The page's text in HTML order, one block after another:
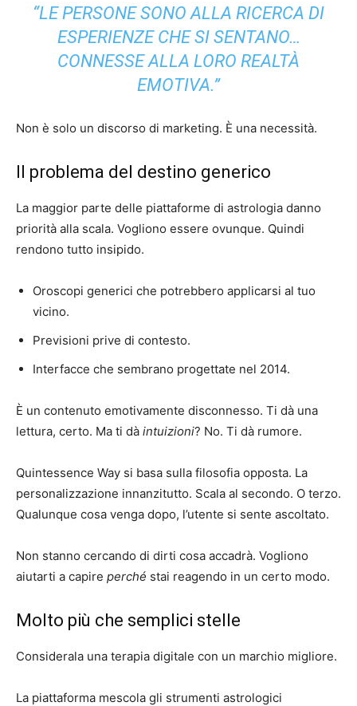
“LE PERSONE SONO ALLA RICERCA DI
ESPERIENZE CHE SI SENTANO…
CONNESSE ALLA LORO REALTÀ
EMOTIVA.”
Non è solo un discorso di marketing. È una necessità.
Il problema del destino generico
La maggior parte delle piattaforme di astrologia danno
priorità alla scala. Vogliono essere ovunque. Quindi
rendono tutto insipido.
Oroscopi generici che potrebbero applicarsi al tuo
vicino.
Previsioni prive di contesto.
Interfacce che sembrano progettate nel 2014.
È un contenuto emotivamente disconnesso. Ti dà una
lettura, certo. Ma ti dà intuizioni? No. Ti dà rumore.
Quintessence Way si basa sulla filosofia opposta. La
personalizzazione innanzitutto. Scala al secondo. O terzo.
Qualunque cosa venga dopo, l’utente si sente ascoltato.
Non stanno cercando di dirti cosa accadrà. Vogliono
aiutarti a capire perché stai reagendo in un certo modo.
Molto più che semplici stelle
Considerala una terapia digitale con un marchio migliore.
La piattaforma mescola gli strumenti astrologici